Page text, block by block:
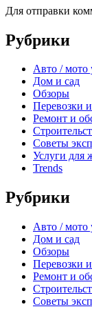
Для отправки
Рубрики
Авто / мото
Дом и сад
Обзоры
Перевозки
Ремонт и
Советы
Услуги для
Trends
Рубрики
Авто / мото
Дом и сад
Обзоры
Перевозки
Ремонт и
Советы